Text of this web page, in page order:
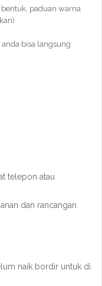
paduan warna
bisa langsung
telepon atau
dan rancangan
naik bordir untuk di